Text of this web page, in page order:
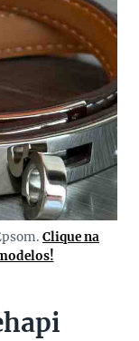
Clique na